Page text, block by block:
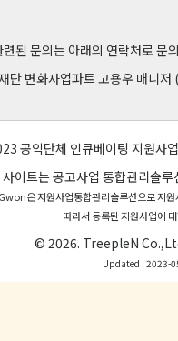
된 문의는 아래의 연락처로 문
단 변화사업파트 고용우 매
공익단체 인큐베이팅 지원사
사이트는 공고사업 통합관리솔루
Gwon은 지원사업통합관리솔루션으로 지
따라서 등록된 지원사업에
© 2026. TreepleN
Updated : 2023-